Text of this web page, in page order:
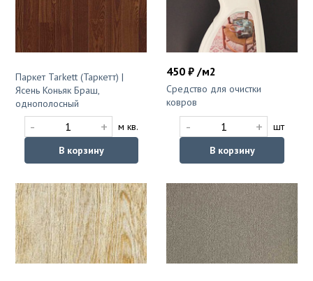
Паркет Tarkett (Таркетт) |
Ясень Коньяк Браш,
однополосный
- +
м кв.
В корзину
450 ₽ /м2
Средство для очистки
ковров
- +
шт
В корзину